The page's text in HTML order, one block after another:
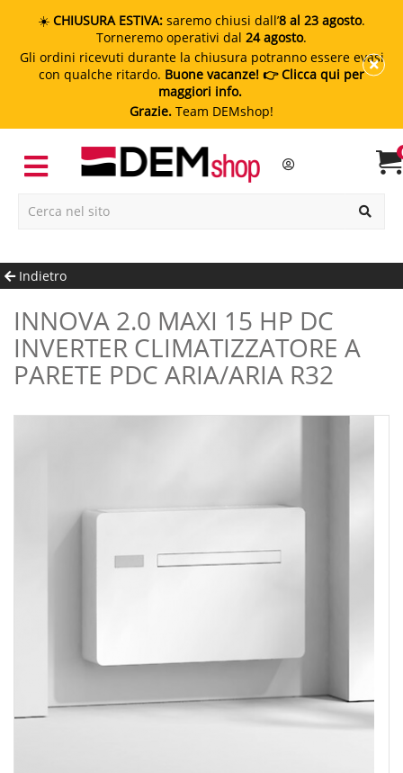
☀️ CHIUSURA ESTIVA: saremo chiusi dall’8 al 23 agosto.
Torneremo operativi dal 24 agosto.
Gli ordini ricevuti durante la chiusura potranno essere evasi
con qualche ritardo. Buone vacanze! 👉 Clicca qui per
maggiori info.
Grazie. Team DEMshop!
Indietro
INNOVA 2.0 MAXI 15 HP DC
INVERTER CLIMATIZZATORE A
PARETE PDC ARIA/ARIA R32